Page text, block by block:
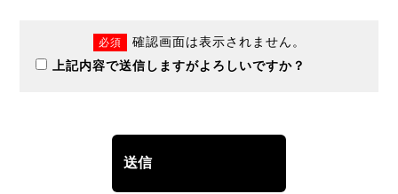
必須
確認画面は表示されません。
上記内容で送信しますがよろしいですか？